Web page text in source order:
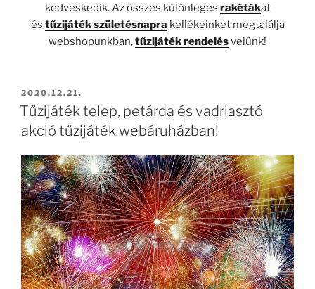
kedveskedik. Az összes különleges rakétákat
és tűzijáték születésnapra kellékeinket megtalálja
webshopunkban,tűzijáték rendelésvelünk!
BEKÜLDVE:
2020.12.21.
Tűzijáték telep, petárda és vadriasztó
akció tűzijáték webáruházban!